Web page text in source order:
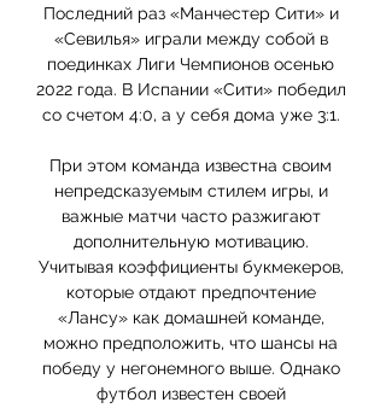
Последний раз «Манчестер Сити» и
«Севилья» играли между собой в
поединках Лиги Чемпионов осенью
2022 года. В Испании «Сити» победил
со счетом 4:0, а у себя дома уже 3:1.
При этом команда известна своим
непредсказуемым стилем игры, и
важные матчи часто разжигают
дополнительную мотивацию.
Учитывая коэффициенты букмекеров,
которые отдают предпочтение
«Лансу» как домашней команде,
можно предположить, что шансы на
победу у негонемного выше. Однако
футбол известен своей